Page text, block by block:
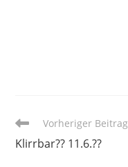
Weitere
ansehen
Vorheriger Beitrag
Klirrbar?? 11.6.??